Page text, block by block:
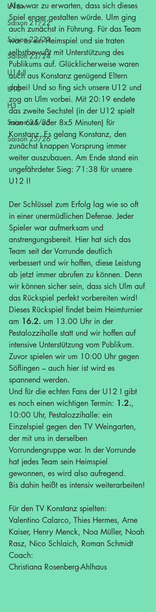
U16w
Saison 21/22
Saison 22/23
Saison 23/24
U14 II
U10
H3
Saison 24/25
Saison 25/26
Also war zu erwarten, dass sich dieses
Spiel enger gestalten würde. Ulm ging
auch zunächst in Führung. Für das Team
war es ein Heimspiel und sie traten
selbstbewußt mit Unterstützung des
Publikums auf. Glücklicherweise waren
auch aus Konstanz genügend Eltern
dabei! Und so fing sich unsere U12 und
zog an Ulm vorbei. Mit 20:19 endete
das zweite Sechstel (in der U12 spielt
man 6x5 oder 8x5 Minuten) für
Konstanz. Es gelang Konstanz, den
zunächst knappen Vorsprung immer
weiter auszubauen. Am Ende stand ein
ungefährdeter Sieg: 71:38 für unsere
U12 I!
Der Schlüssel zum Erfolg lag wie so oft
in einer unermüdlichen Defense. Jeder
Spieler war aufmerksam und
anstrengungsbereit. Hier hat sich das
Team seit der Vorrunde deutlich
verbessert und wir hoffen, diese Leistung
ab jetzt immer abrufen zu können. Denn
wir können sicher sein, dass sich Ulm auf
das Rückspiel perfekt vorbereiten wird!
Dieses Rückspiel findet beim Heimturnier
am 16.2. um 13.00 Uhr in der
Pestalozzihalle statt und wir hoffen auf
intensive Unterstützung vom Publikum.
Zuvor spielen wir um 10:00 Uhr gegen
Söflingen – auch hier ist wird es
spannend werden.
Und für die echten Fans der U12 I gibt
es noch einen wichtigen Termin: 1.2.,
10:00 Uhr, Pestalozzihalle: ein
Einzelspiel gegen den TV Weingarten,
der mit uns in derselben
Vorrundengruppe war. In der Vorrunde
hat jedes Team sein Heimspiel
gewonnen, es wird also aufregend.
Bis dahin heißt es intensiv weiterarbeiten!
Für den TV Konstanz spielten:
Valentino Calarco, Thies Hermes, Arne
Kaiser, Henry Menck, Noa Müller, Noah
Rasz, Nico Schlaich, Roman Schmidt
Coach:
Christiana Rosenberg-Ahlhaus